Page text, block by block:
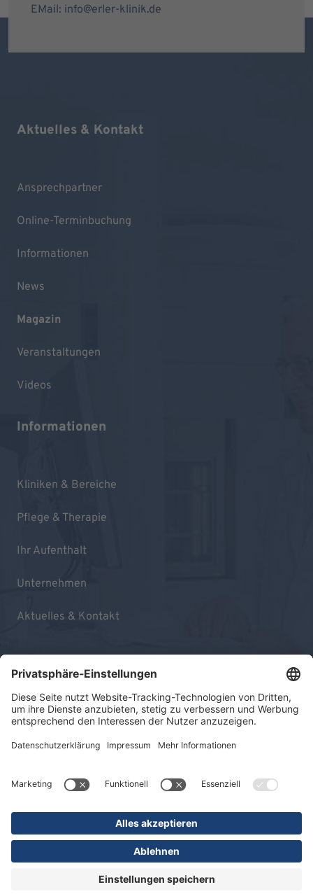
EMail: info@erler-klinik.de
Aktuelles & Kontakt
Ansprechpartner
Online-Terminbuchung
Informationen
News
Magazin
Veranstaltungen
Videos
Informationen
Kliniken & Bereiche
Pflege & Therapie
Ihr Aufenthalt
Unternehmen
Aktuelles & Kontakt
Impressum
© 2026 KLINIKEN DR. ERLER